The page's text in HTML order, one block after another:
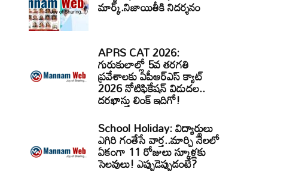
మార్క్.నిజాయితీకి నిదర్శనం
APRS CAT 2026:
గురుకులాల్లో 5వ తరగతి
ప్రవేశాలకు ఏపీఆర్‌ఎస్‌ క్యాట్‌
2026 నోటిఫికేషన్‌ విడుదల..
దరఖాస్తు లింక్‌ ఇదిగో!
School Holiday: విద్యార్థులు
ఎగిరి గంతేసే వార్త..మార్చి నెలలో
ఏకంగా 11 రోజులు స్కూళ్లకు
సెలవులు! ఎప్పుడెప్పుడంటే?